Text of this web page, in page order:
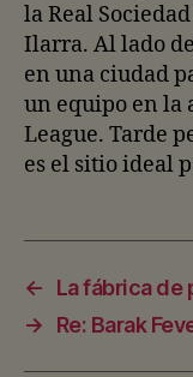
la Real
Ilarra. Al lado
en una ciudad
un equipo en la
League. Tarde
es el sitio ideal
←
La fábrica de
→
Re: Barak